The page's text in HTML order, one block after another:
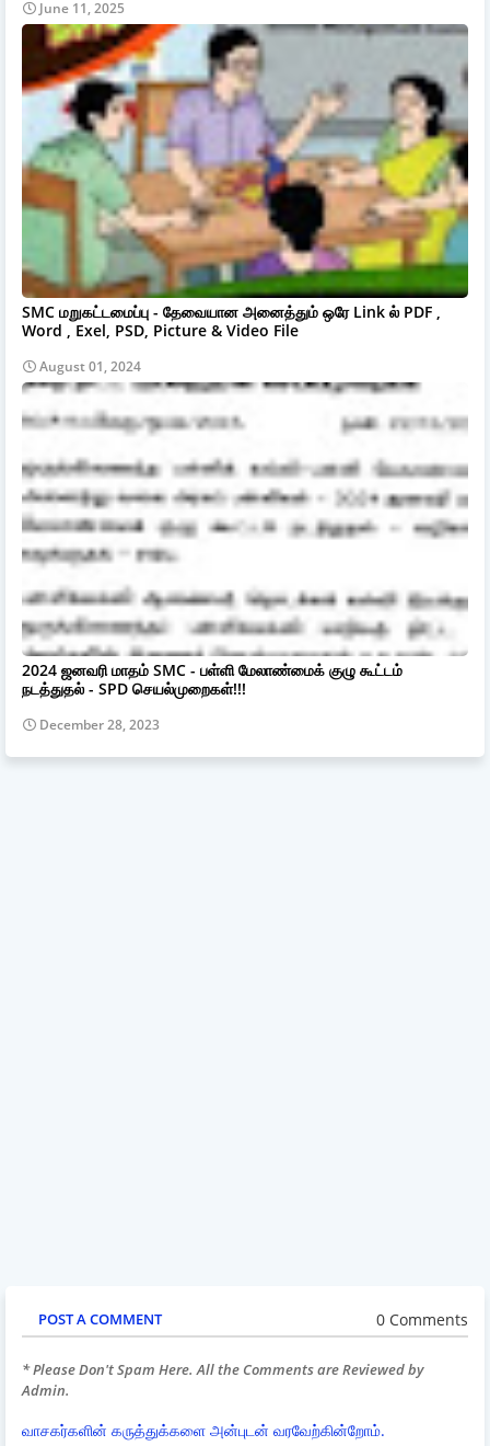
June 11, 2025
SMC மறுகட்டமைப்பு - தேவையான அனைத்தும் ஒரே Link ல் PDF ,
Word , Exel, PSD, Picture & Video File
August 01, 2024
2024 ஜனவரி மாதம் SMC - பள்ளி மேலாண்மைக் குழு கூட்டம்
நடத்துதல் - SPD செயல்முறைகள்!!!
December 28, 2023
POST A COMMENT 0 Comments
* Please Don't Spam Here. All the Comments are Reviewed by
Admin.
வாசகர்களின் கருத்துக்களை அன்புடன் வரவேற்கின்றோம்.